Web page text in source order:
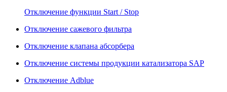
Отключение функции Start / Stop
Отключение сажевого фильтра
Отключение клапана абсорбера
Отключение системы продукции катализатора SAP
Отключение Adblue